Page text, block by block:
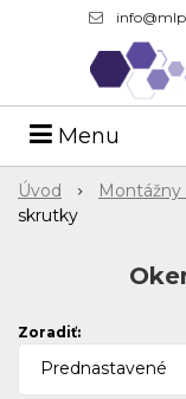
Menu
Úvod
skrutky
Zoradiť:
Prednastavené